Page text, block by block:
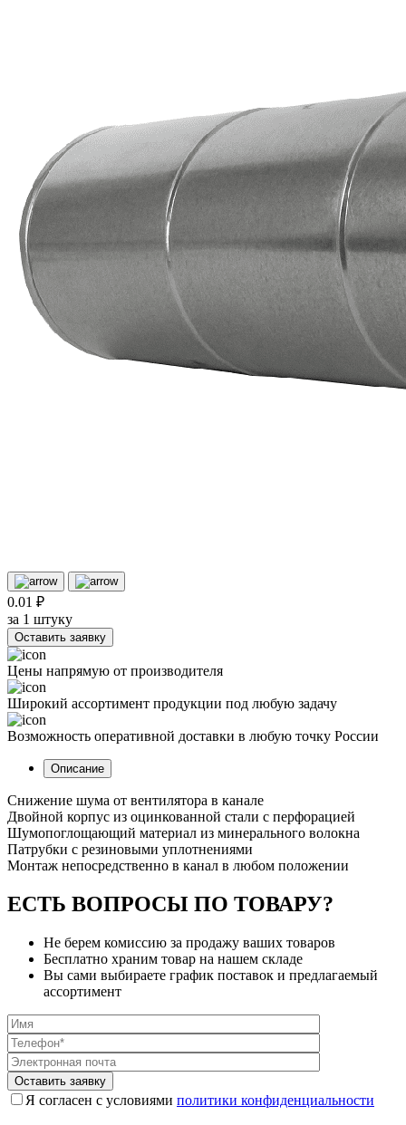
0.01 ₽
за 1 штуку
Оставить заявку
Цены напрямую от производителя
Широкий ассортимент продукции под любую задачу
Возможность оперативной доставки в любую точку России
Описание
Снижение шума от вентилятора в канале
Двойной корпус из оцинкованной стали с перфорацией
Шумопоглощающий материал из минерального волокна
Патрубки с резиновыми уплотнениями
Монтаж непосредственно в канал в любом положении
ЕСТЬ ВОПРОСЫ ПО ТОВАРУ?
Не берем комиссию за продажу ваших товаров
Бесплатно храним товар на нашем складе
Вы сами выбираете график поставок и предлагаемый
ассортимент
Я согласен с условиями политики конфиденциальности